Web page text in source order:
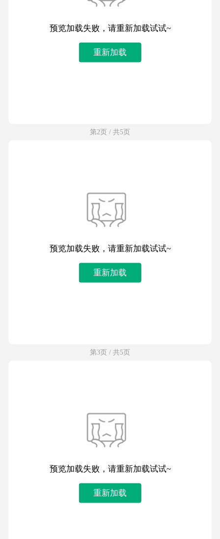
预览加载失败，请重新加载试试~
重新加载
第2页 / 共5页
预览加载失败，请重新加载试试~
重新加载
第3页 / 共5页
预览加载失败，请重新加载试试~
重新加载